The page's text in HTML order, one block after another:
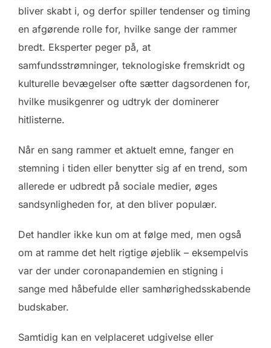
bliver skabt i, og derfor spiller tendenser og timing
en afgørende rolle for, hvilke sange der rammer
bredt. Eksperter peger på, at
samfundsstrømninger, teknologiske fremskridt og
kulturelle bevægelser ofte sætter dagsordenen for,
hvilke musikgenrer og udtryk der dominerer
hitlisterne.
Når en sang rammer et aktuelt emne, fanger en
stemning i tiden eller benytter sig af en trend, som
allerede er udbredt på sociale medier, øges
sandsynligheden for, at den bliver populær.
Det handler ikke kun om at følge med, men også
om at ramme det helt rigtige øjeblik – eksempelvis
var der under coronapandemien en stigning i
sange med håbefulde eller samhørighedsskabende
budskaber.
Samtidig kan en velplaceret udgivelse eller